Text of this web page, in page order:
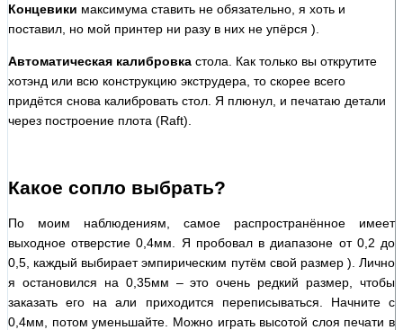
Концевики максимума ставить не обязательно, я хоть и
поставил, но мой принтер ни разу в них не упёрся ).
Автоматическая калибровка стола. Как только вы открутите
хотэнд или всю конструкцию экструдера, то скорее всего
придётся снова калибровать стол. Я плюнул, и печатаю детали
через построение плота (Raft).
Какое сопло выбрать?
По моим наблюдениям, самое распространённое имеет
выходное отверстие 0,4мм. Я пробовал в диапазоне от 0,2 до
0,5, каждый выбирает эмпирическим путём свой размер ). Лично
я остановился на 0,35мм – это очень редкий размер, чтобы
заказать его на али приходится переписываться. Начните с
0,4мм, потом уменьшайте. Можно играть высотой слоя печати в